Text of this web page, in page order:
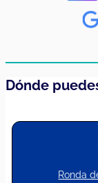
Dónde
Ronda